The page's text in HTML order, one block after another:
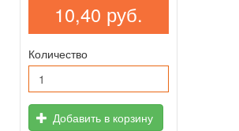
10,40 руб.
Количество
Добавить в корзину